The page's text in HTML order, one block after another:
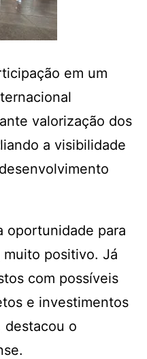
em um
valorização dos
a visibilidade
oportunidade para
positivo. Já
com possíveis
e investimentos
destacou o